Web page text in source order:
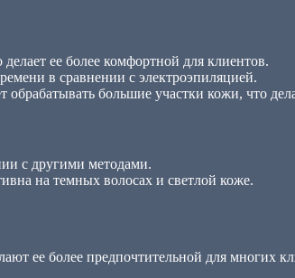
ее более комфортной для клиентов.
в сравнении с электроэпиляцией.
большие участки кожи, что
с другими методами.
на темных волосах и светлой коже.
ее более предпочтительной для многих